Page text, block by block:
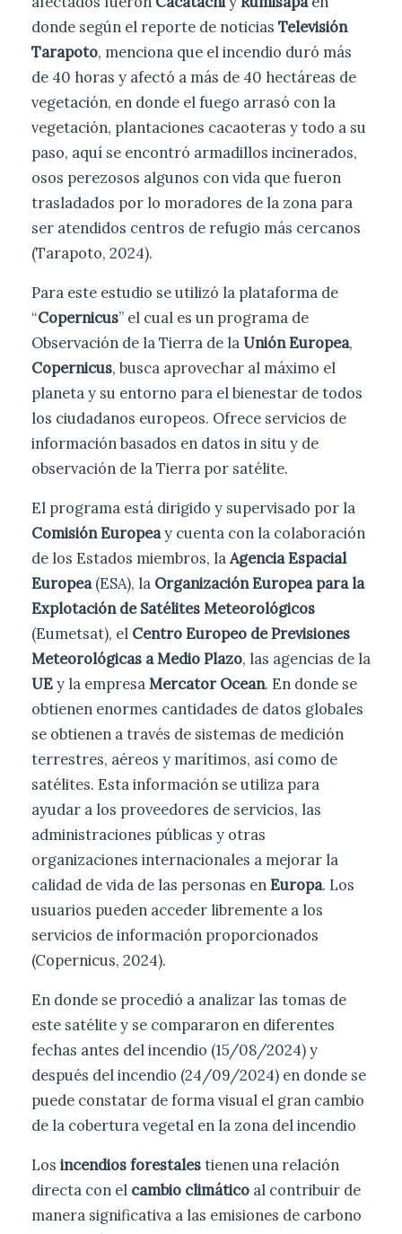
donde según el reporte de noticias Televisión
Tarapoto, menciona que el incendio duró más
de 40 horas y afectó a más de 40 hectáreas de
vegetación, en donde el fuego arrasó con la
vegetación, plantaciones cacaoteras y todo a su
paso, aquí se encontró armadillos incinerados,
osos perezosos algunos con vida que fueron
trasladados por lo moradores de la zona para
ser atendidos centros de refugio más cercanos
(Tarapoto, 2024).
Para este estudio se utilizó la plataforma de
“Copernicus” el cual es un programa de
Observación de la Tierra de laUnión Europea,
Copernicus, busca aprovechar al máximo el
planeta y su entorno para el bienestar de todos
los ciudadanos europeos. Ofrece servicios de
información basados en datos in situ y de
observación de la Tierra por satélite.
El programa está dirigido y supervisado por la
Comisión Europeay cuenta con la colaboración
de los Estados miembros, laAgencia Espacial
Europea(ESA), la Organización Europea para la
Explotación de Satélites Meteorológicos
(Eumetsat), el Centro Europeo de Previsiones
Meteorológicas a Medio Plazo, las agencias de la
UEy la empresaMercator Ocean. En donde se
obtienen enormes cantidades de datos globales
se obtienen a través de sistemas de medición
terrestres, aéreos y marítimos, así como de
satélites. Esta información se utiliza para
ayudar a los proveedores de servicios, las
administraciones públicas y otras
organizaciones internacionales a mejorar la
calidad de vida de las personas enEuropa. Los
usuarios pueden acceder libremente a los
servicios de información proporcionados
(Copernicus, 2024).
En donde se procedió a analizar las tomas de
este satélite y se compararon en diferentes
fechas antes del incendio (15/08/2024) y
después del incendio (24/09/2024) en donde se
puede constatar de forma visual el gran cambio
de la cobertura vegetal en la zona del incendio
Los incendios forestalestienen una relación
directa con el cambio climático al contribuir de
manera significativa a las emisiones de carbono